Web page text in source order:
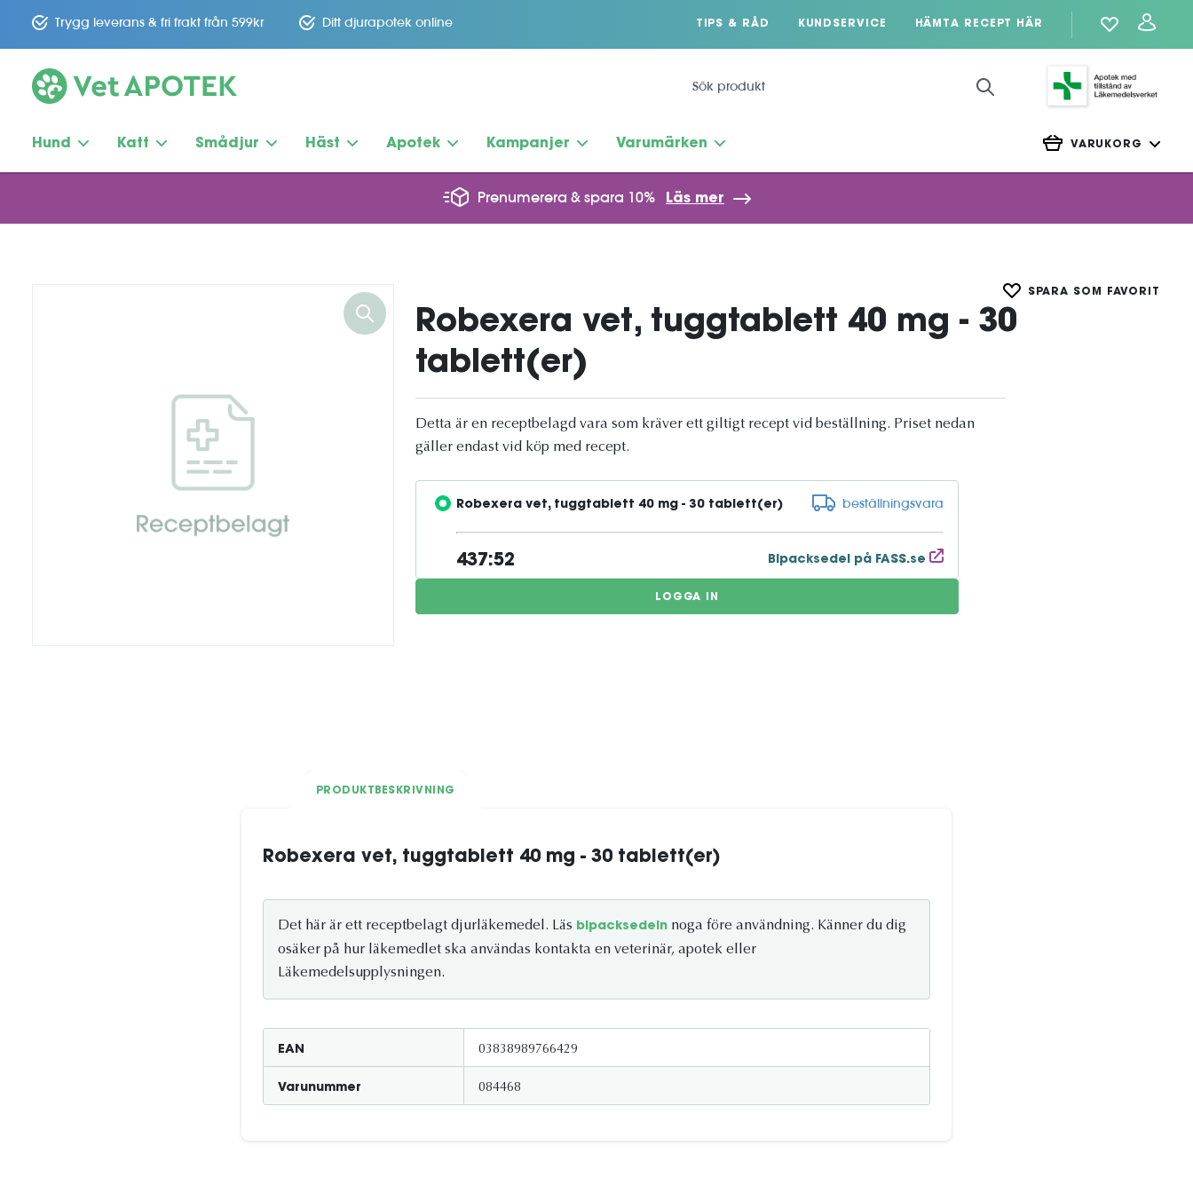
Trygg leverans & fri frakt från 599kr Ditt djurapotek online TIPS & RÅD KUNDSERVICE HÄMTA RECEPT HÄR
Hund Katt Smådjur Häst Apotek Kampanjer Varumärken VARUKORG
Prenumerera & spara 10% Läs mer
SPARA SOM FAVORIT
Robexera vet, tuggtablett 40 mg - 30
tablett(er)
Detta är en receptbelagd vara som kräver ett giltigt recept vid beställning. Priset nedan
gäller endast vid köp med recept.
Robexera vet, tuggtablett 40 mg - 30 tablett(er) beställningsvara
437:52 Bipacksedel på FASS.se
LOGGA IN
PRODUKTBESKRIVNING
Robexera vet, tuggtablett 40 mg - 30 tablett(er)
Det här är ett receptbelagt djurläkemedel. Läs bipacksedeln noga före användning. Känner du dig
osäker på hur läkemedlet ska användas kontakta en veterinär, apotek eller
Läkemedelsupplysningen.
EAN 03838989766429
Varunummer 084468